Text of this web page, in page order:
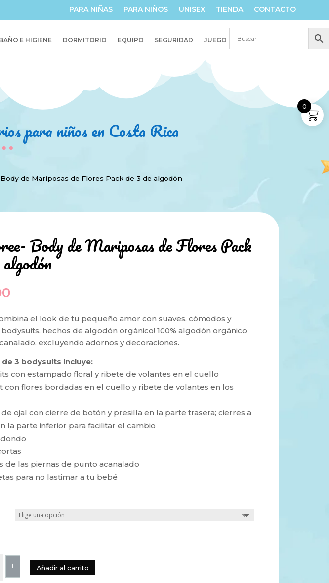
PARA NIÑAS PARA NIÑOS UNISEX TIENDA CONTACTO
BAÑO E HIGIENE DORMITORIO EQUIPO SEGURIDAD JUEGO
para niños en Costa Rica
de Mariposas de Flores Pack de 3 de algodón
Body de Mariposas de Flores Pack
el look de tu pequeño amor con suaves, cómodos y
hechos de algodón orgánico! 100% algodón orgánico
excluyendo adornos y decoraciones.
de 3 bodysuits incluye:
con estampado floral y ribete de volantes en el cuello
con flores bordadas en el cuello y ribete de volantes en los
ojal con cierre de botón y presilla en la parte trasera; cierres a
la parte inferior para facilitar el cambio
de las piernas de punto acanalado
para no lastimar a tu bebé
+ Añadir al carrito
0